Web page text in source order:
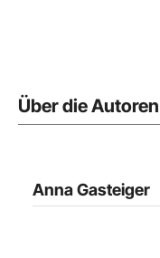
Über die Autoren
Anna Gasteiger